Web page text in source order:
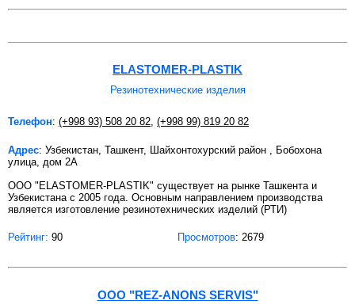
ELASTOMER-PLASTIK
Резинотехнические изделия
Телефон: (+998 93) 508 20 82 (+998 99) 819 20 82
Адрес: Узбекистан, Ташкент, Шайхонтохурский район , Бобохона
улица, дом 2А
ООО "ELASTOMER-PLASTIK" существует на рынке Ташкента и
Узбекистана с 2005 года. Основным направлением производства
является изготовление резинотехнических изделий (РТИ)
Рейтинг: 90 Просмотров: 2679
ООО "REZ-ANONS SERVIS"